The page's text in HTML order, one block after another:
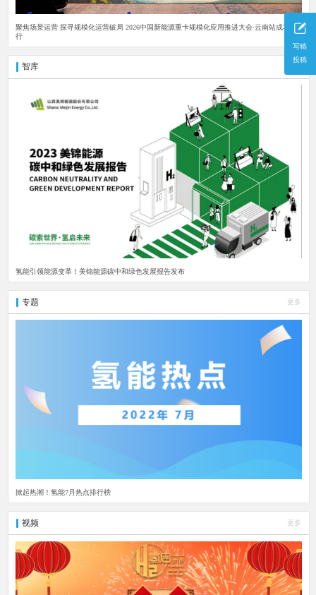
写稿
投稿
聚焦场景运营 探寻规模化运营破局 2026中国新能源重卡规模化应用推进大会·云南站成功举
行
智库
氢能引领能源变革！美锦能源碳中和绿色发展报告发布
专题 更多
掀起热潮！氢能7月热点排行榜
视频 更多